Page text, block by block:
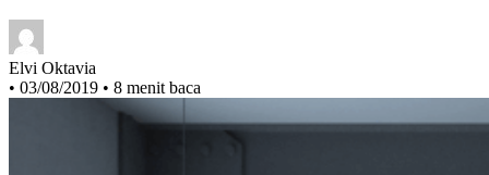
Elvi Oktavia
8 menit baca